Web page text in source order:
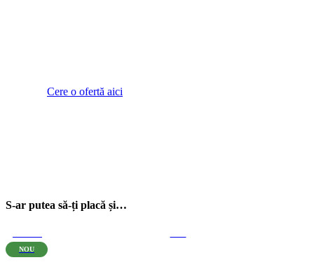
Cere o ofertă aici
S-ar putea să-ți placă și…
NOU